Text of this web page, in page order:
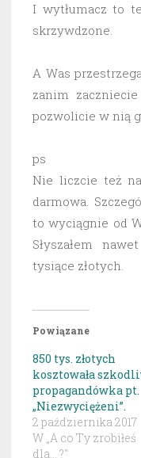
I wytłumacz to
skrzywdzone.
A Was
zanim
pozwolicie w nią
ps
Nie liczcie też
darmowa.
to wyciągnie od
Słyszałem
tysiące złotych.
Powiązane
850 tys. złotych
kosztowała
propagandówka pt.
„Niezwyciężeni”.
2 października 2017
W „A co Ty zrobiłeś
dla... ?"